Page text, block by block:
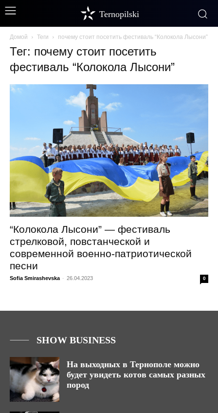
Ternopilski
Домой Теги почему стоит посетить фестиваль “Колокола Лысони”
Тег: почему стоит посетить
фестиваль “Колокола Лысони”
“Колокола Лысони” — фестиваль
стрелковой, повстанческой и
современной военно-патриотической
песни
Sofia Smirashevska - 26.04.2023 0
SHOW BUSINESS
На выходных в Тернополе можно
будет увидеть котов самых разных
пород